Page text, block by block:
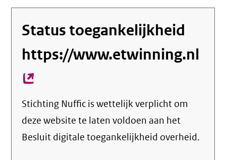
Status toegankelijkheid
https://www.etwinning.nl
Stichting Nuffic is wettelijk verplicht om
deze website te laten voldoen aan het
Besluit digitale toegankelijkheid overheid.